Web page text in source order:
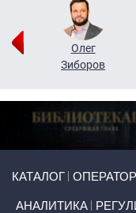
Олег
Зиборов
КАТАЛОГ
АНАЛИТИКА